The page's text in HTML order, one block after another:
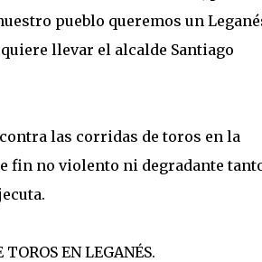
pueblo queremos un
llevar el alcalde Santiago
las corridas de toros en la
fin no violento ni degradante
EN LEGANÉS.